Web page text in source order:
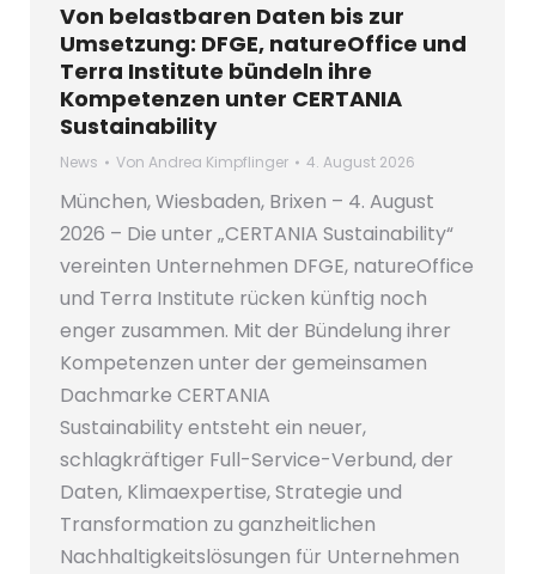
Von belastbaren Daten bis zur
Umsetzung: DFGE, natureOffice und
Terra Institute bündeln ihre
Kompetenzen unter CERTANIA
Sustainability
News Von Andrea Kimpflinger 4. August 2026
München, Wiesbaden, Brixen – 4. August
2026 – Die unter „CERTANIA Sustainability“
vereinten Unternehmen DFGE, natureOffice
und Terra Institute rücken künftig noch
enger zusammen. Mit der Bündelung ihrer
Kompetenzen unter der gemeinsamen
Dachmarke CERTANIA
Sustainability entsteht ein neuer,
schlagkräftiger Full-Service-Verbund, der
Daten, Klimaexpertise, Strategie und
Transformation zu ganzheitlichen
Nachhaltigkeitslösungen für Unternehmen